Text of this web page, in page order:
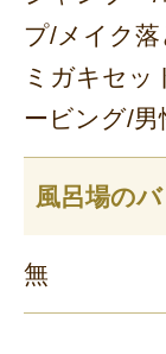
プ/メイク
ミガキセッ
ービング/男
風呂場の
無